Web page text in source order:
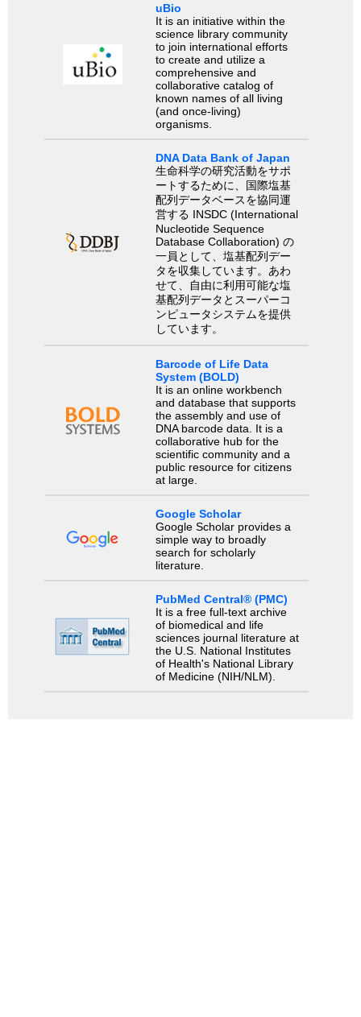
uBio
It is an initiative within the
science library community
to join international efforts
to create and utilize a
comprehensive and
collaborative catalog of
known names of all living
(and once-living)
organisms.
DNA Data Bank of Japan
生命科学の研究活動をサポ
ートするために、国際塩基
配列データベースを協同運
営する INSDC (International
Nucleotide Sequence
Database Collaboration) の
一員として、塩基配列デー
タを収集しています。あわ
せて、自由に利用可能な塩
基配列データとスーパーコ
ンピュータシステムを提供
しています。
Barcode of Life Data
System (BOLD)
It is an online workbench
and database that supports
the assembly and use of
DNA barcode data. It is a
collaborative hub for the
scientific community and a
public resource for citizens
at large.
Google Scholar
Google Scholar provides a
simple way to broadly
search for scholarly
literature.
PubMed Central® (PMC)
It is a free full-text archive
of biomedical and life
sciences journal literature at
the U.S. National Institutes
of Health's National Library
of Medicine (NIH/NLM).